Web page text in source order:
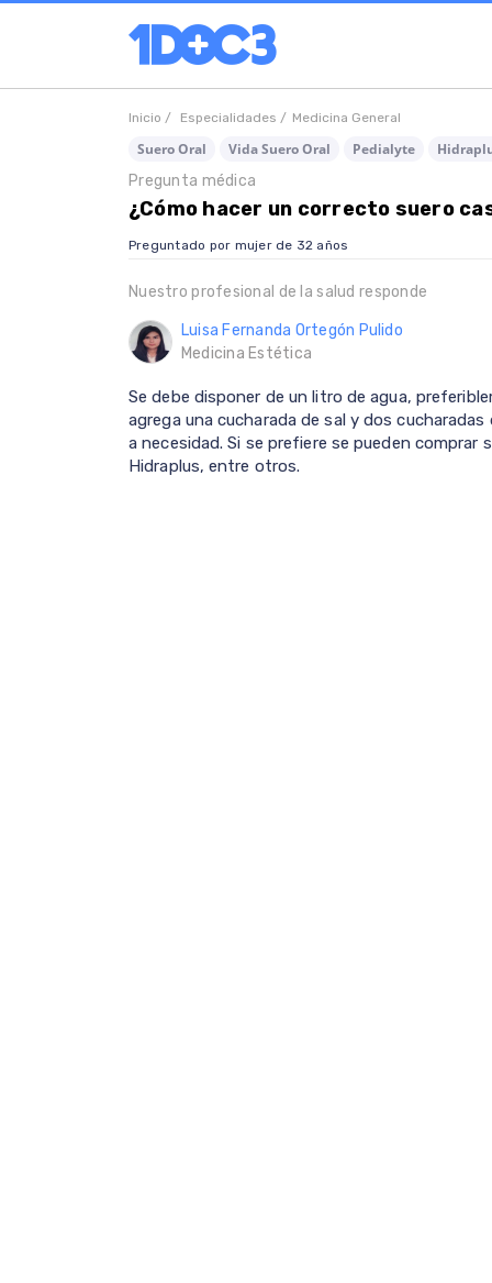
Inicio / Especialidades / Medicina General
Suero Oral Vida Suero Oral Pedialyte
Pregunta médica
¿Cómo hacer un correcto suero
Preguntado por mujer de 32 años
Nuestro profesional de la salud responde
Luisa Fernanda Ortegón Pulido
Medicina Estética
Se debe disponer de un litro de agua,
agrega una cucharada de sal y dos
a necesidad. Si se prefiere se pueden comprar
Hidraplus, entre otros.